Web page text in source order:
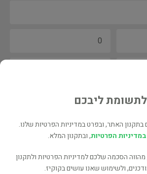
לתשומת ליבכם
בתקנון האתר, ובפרט במדיניות הפרטיות שלנו.
במדיניות הפרטיות, ובתקנון המלא.
הסכמה שלכם למדיניות הפרטיות ולתקנון
ולשימוש שאנו עושים בקוקיז.